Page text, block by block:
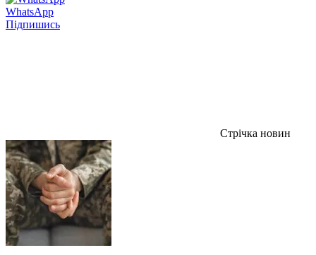
WhatsApp
Підпишись
Стрічка новин